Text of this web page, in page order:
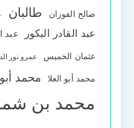
صالح الفوزان طالبان
عبد القادر البكور عبد
عثمان الخميس عمرو نور
محمد أبو العلا محمد
محمد بن